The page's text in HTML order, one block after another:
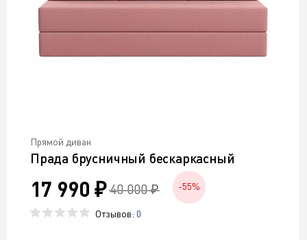
Прямой диван
Прада брусничный бескаркасный
17 990 ₽ 40 000 ₽ -55%
Отзывов: 0